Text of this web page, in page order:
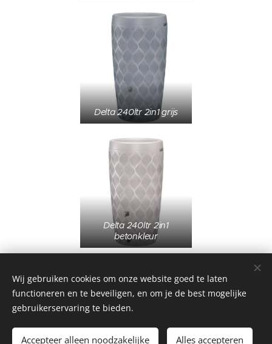
Delta 240ltr 2in1 grijs
Delta 240ltr 2in1
betonkleur
Dockx Plastics
Wij gebruiken cookies om onze website goed te laten
functioneren en te beveiligen, en om je de best mogelijke
gebruikerservaring te bieden.
Accepteer alleen noodzakelijke Alles accepteren